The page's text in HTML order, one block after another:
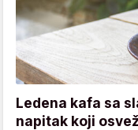
Ledena kafa sa
napitak koji